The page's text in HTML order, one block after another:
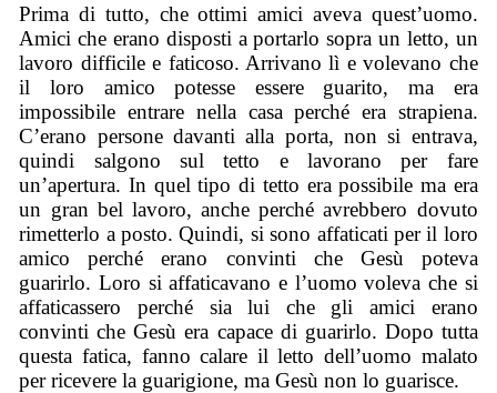
Prima di tutto, che ottimi amici aveva quest’uomo.
Amici che erano disposti a portarlo sopra un letto, un
lavoro difficile e faticoso. Arrivano lì e volevano che
il loro amico potesse essere guarito, ma era
impossibile entrare nella casa perché era strapiena.
C’erano persone davanti alla porta, non si entrava,
quindi salgono sul tetto e lavorano per fare
un’apertura. In quel tipo di tetto era possibile ma era
un gran bel lavoro, anche perché avrebbero dovuto
rimetterlo a posto. Quindi, si sono affaticati per il loro
amico perché erano convinti che Gesù poteva
guarirlo. Loro si affaticavano e l’uomo voleva che si
affaticassero perché sia lui che gli amici erano
convinti che Gesù era capace di guarirlo. Dopo tutta
questa fatica, fanno calare il letto dell’uomo malato
per ricevere la guarigione, ma Gesù non lo guarisce.